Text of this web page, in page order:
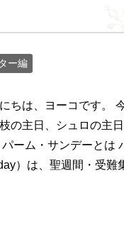
ー編
ちは、ヨーコです。
の主日、シュロの主
パーム・サンデーとは
）は、聖週間・受難